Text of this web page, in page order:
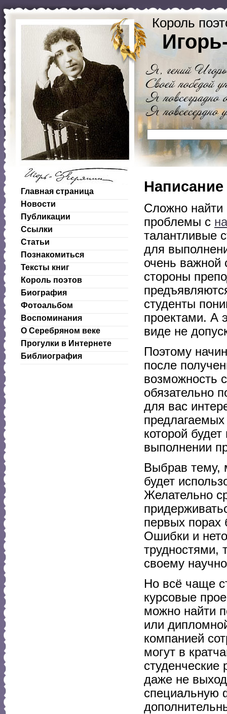
Король
Главная страница
Новости
Публикации
Ссылки
Статьи
Познакомиться
Тексты книг
Король поэтов
Биография
Фотоальбом
Воспоминания
О Серебряном веке
Прогулки в Интернете
Библиография
Сложно найти
проблемы с
талантливые
для
очень важной
стороны
студенты
проектами. А
виде не
Поэтому
после
возможность
обязательно
для вас
которой
выполнении
Выбрав тему,
будет
Желательно
первых порах
Ошибки и
трудностями,
своему
Но всё чаще
курсовые
можно найти
или
компанией
могут в
даже не
специальную